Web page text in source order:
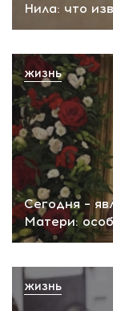
Нила: что
Сегодня –
Матери:
ЖИЗНЬ
ЖИЗНЬ